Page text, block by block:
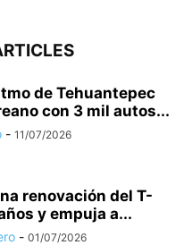
de Tehuantepec
con 3 mil autos...
- 11/07/2026
renovación del T-
y empuja a...
- 01/07/2026